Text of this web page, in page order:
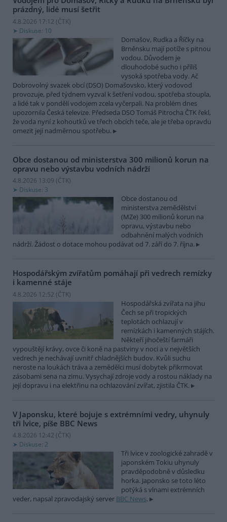
prázdný, lidé musí šetřit
4.8.2026 17:12 (ČTK)
Diskuse: 10
Domašov, Rudka a Říčky na
Brněnsku mají potíže s pitnou
vodou. Důvodem je
dlouhodobé sucho i příliš
vysoká spotřeba vody. Ač
Dobrovolný svazek obcí (DSO) Domašovsko, který vodovod
provozuje, před týdnem vyzval k šetření vodou, spotřeba stoupla,
a lidé tak v pondělí vodojem zcela vyčerpali. Na problém dnes
upozornila Česká televize. Předseda DSO Tomáš Pitrocha ČTK řekl,
že voda nyní z kohoutků ve třech obcích teče, ale je třeba opravdu
omezit její nadměrnou spotřebu.
Obce dostanou od ministerstva 300 milionů korun na
opravu nebo výstavbu vodních nádrží
4.8.2026 13:09 (ČTK)
Diskuse: 3
Obce dostanou od
ministerstva zemědělství
(MZe) 300 milionů korun na
opravu, výstavbu nebo
odbahnění malých vodních
nádrží. Žádost o dotace mohou podávat od 7. září do 7. října.
Hospodářským zvířatům pomáhají při vedrech remízky
i kamenné stáje
4.8.2026 12:52 (ČTK)
Hospodářská zvířata na jihu
Čech se při tropických
teplotách ochlazují v
remízkách i kamenných stájích.
Někteří jihočeští farmáři
vypouštějí krávy, ovce či koně na pastviny v noci a v největších
vedrech je nechávají uvnitř chladnějších budov. Kvůli suchu
neroste na loukách tráva a zemědělci musí dobytek přikrmovat
zásobami sena na zimu. Vysychají zdroje vody a rostou náklady na
její dopravu i na elektřinu na ochlazování zvířat, zjistila ČTK.
V Japonsku, které bojuje s extrémními vedry, uhynuly
tři lvice, píše BBC News
4.8.2026 12:42 (ČTK)
Diskuse: 2
Tři lvice v zoologické zahradě v
japonském Tokiu uhynuly
pravděpodobně v důsledku
horka. Japonsko se toto léto
potýká s vlnami extrémních
veder, napsal zpravodajský server BBC News.